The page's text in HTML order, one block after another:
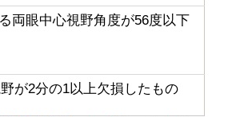
両眼中心視野角度が56度以下
が2分の1以上欠損したもの